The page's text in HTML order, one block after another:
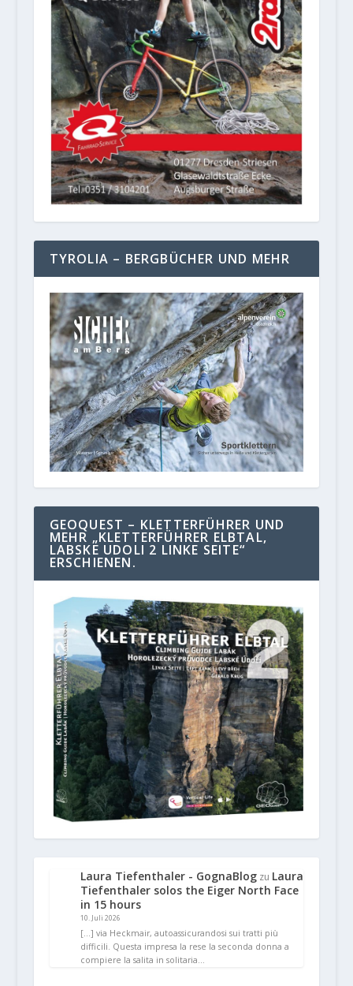
TYROLIA – BERGBÜCHER UND MEHR
GEOQUEST – KLETTERFÜHRER UND
MEHR „KLETTERFÜHRER ELBTAL,
LABSKE UDOLI 2 LINKE SEITE“
ERSCHIENEN.
Laura Tiefenthaler - GognaBlogzu Laura
Tiefenthaler solos the Eiger North Face
in 15 hours
10. Juli 2026
[…] via Heckmair, autoassicurandosi sui tratti più
difficili. Questa impresa la rese la seconda donna a
compiere la salita in solitaria…